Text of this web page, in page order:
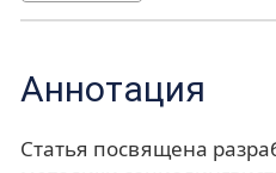
Аннотация
Статья посвящена